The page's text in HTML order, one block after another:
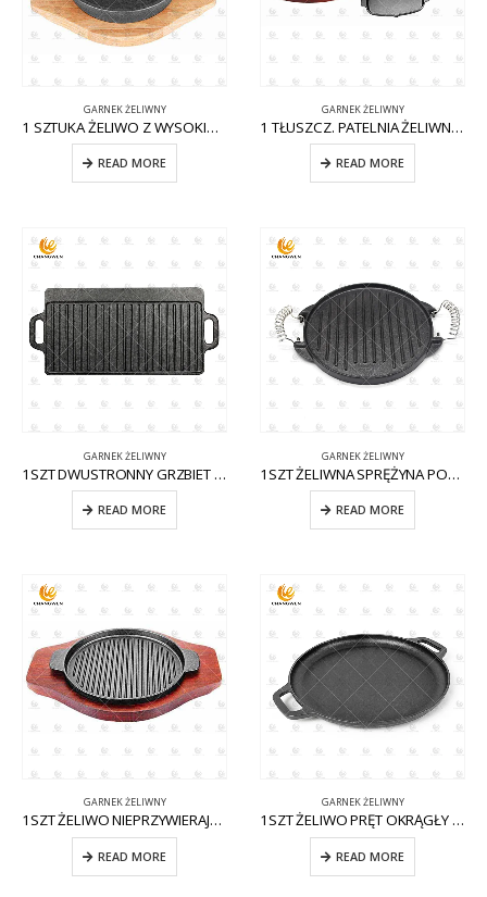
GARNEK ŻELIWNY
1 SZTUKA ŻELIWO Z WYSOKIMI UCHWYTAMI CW-CI007
READ MORE
GARNEK ŻELIWNY
1 TŁUSZCZ. PATELNIA ŻELIWNA W KSZTAŁCIE JAJKA Z WYJMOWANĄ RĄCZKĄ CW-CI011
READ MORE
GARNEK ŻELIWNY
1SZT DWUSTRONNY GRZBIET ŻELIWNY CW-CI002
READ MORE
GARNEK ŻELIWNY
1SZT ŻELIWNA SPRĘŻYNA PODWÓJNA CW-CI001
READ MORE
GARNEK ŻELIWNY
1SZT ŻELIWO NIEPRZYWIERAJĄCE CW-CI009 KOCIOŁ
READ MORE
GARNEK ŻELIWNY
1SZT ŻELIWO PRĘT OKRĄGŁY CW-CI003
READ MORE